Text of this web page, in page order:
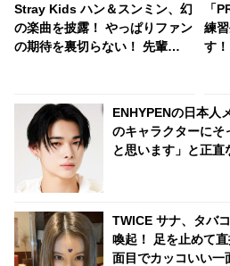
Stray Kids ハン＆スンミン、幻
の楽曲を披露！ やっぱりファン
の期待を裏切らない！ 先輩
「
練
す
ス
ENHYPENの日本人
のキャラクターにそ
と思います」と正
TWICE サナ、タバ
喚起！ 足を止めて
面目でカッコいい一